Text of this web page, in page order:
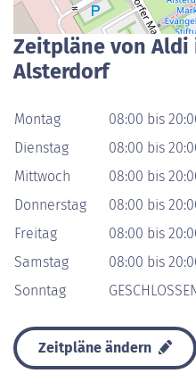
Zeitpläne von Aldi
Alsterdorf
Montag
08:00 bis
Dienstag
08:00 bis
Mittwoch
08:00 bis
Donnerstag
08:00 bis
Freitag
08:00 bis
Samstag
08:00 bis
Sonntag
Zeitpläne ändern